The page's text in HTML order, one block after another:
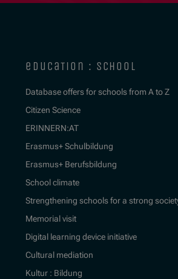
education : school
Database offers for schools from A to Z
Citizen Science
ERINNERN:AT
Erasmus+ Schulbildung
Erasmus+ Berufsbildung
School climate
Strengthening schools for a strong
Memorial visit
Digital learning device initiative
Cultural mediation
Kultur : Bildung